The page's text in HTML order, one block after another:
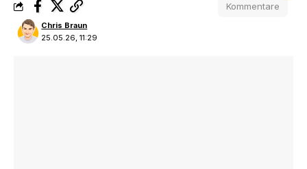
25.05.26, 11:29
Chris Braun
Kommentare